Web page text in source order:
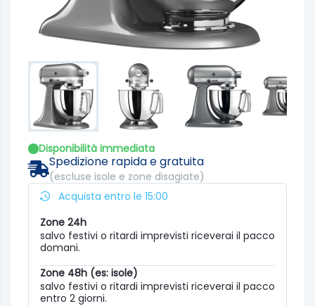
Disponibilità immediata
Spedizione rapida e gratuita
(escluse isole e zone disagiate)
Acquista entro le 15:00
Zone 24h
salvo festivi o ritardi imprevisti riceverai il pacco
domani.
Zone 48h (es: isole)
salvo festivi o ritardi imprevisti riceverai il pacco
entro 2 giorni.